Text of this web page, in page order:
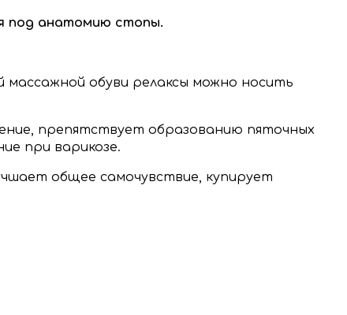
под анатомию стопы.
обуви релаксы можно носить
препятствует образованию пяточных
при варикозе.
общее самочувствие, купирует